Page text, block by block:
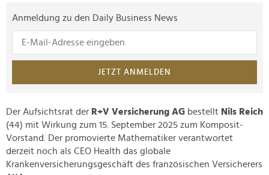
Anmeldung zu den Daily Business News
JETZT ANMELDEN
Der Aufsichtsrat der R+V Versicherung AG bestellt Nils Reich
(44) mit Wirkung zum 15. September 2025 zum Komposit-
Vorstand. Der promovierte Mathematiker verantwortet
derzeit noch als CEO Health das globale
Krankenversicherungsgeschäft des französischen Versicherers